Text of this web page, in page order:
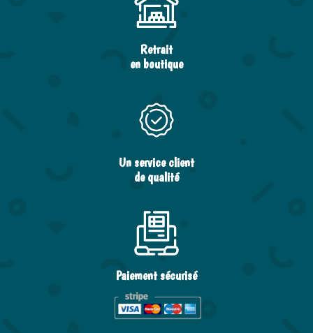
Retrait
en boutique
Un service client
de qualité
Paiement sécurisé